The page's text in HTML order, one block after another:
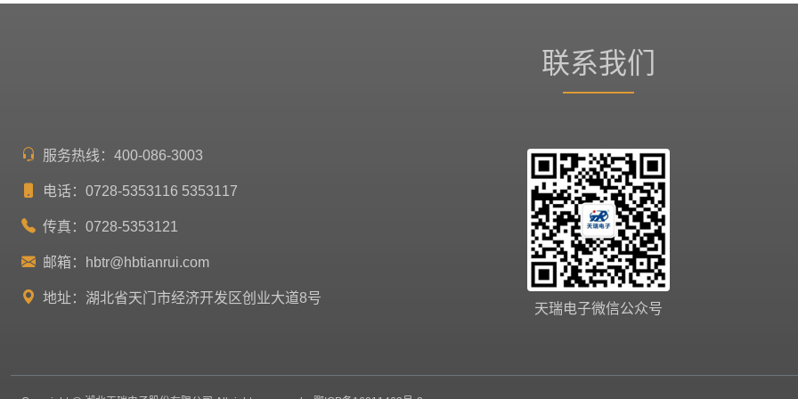
联系我们
服务热线：400-086-3003
电话：0728-5353116 5353117
传真：0728-5353121
邮箱： hbtr@hbtianrui.com
地址：湖北省天门市经济开发区创业大道8号
天瑞电子微信公众号